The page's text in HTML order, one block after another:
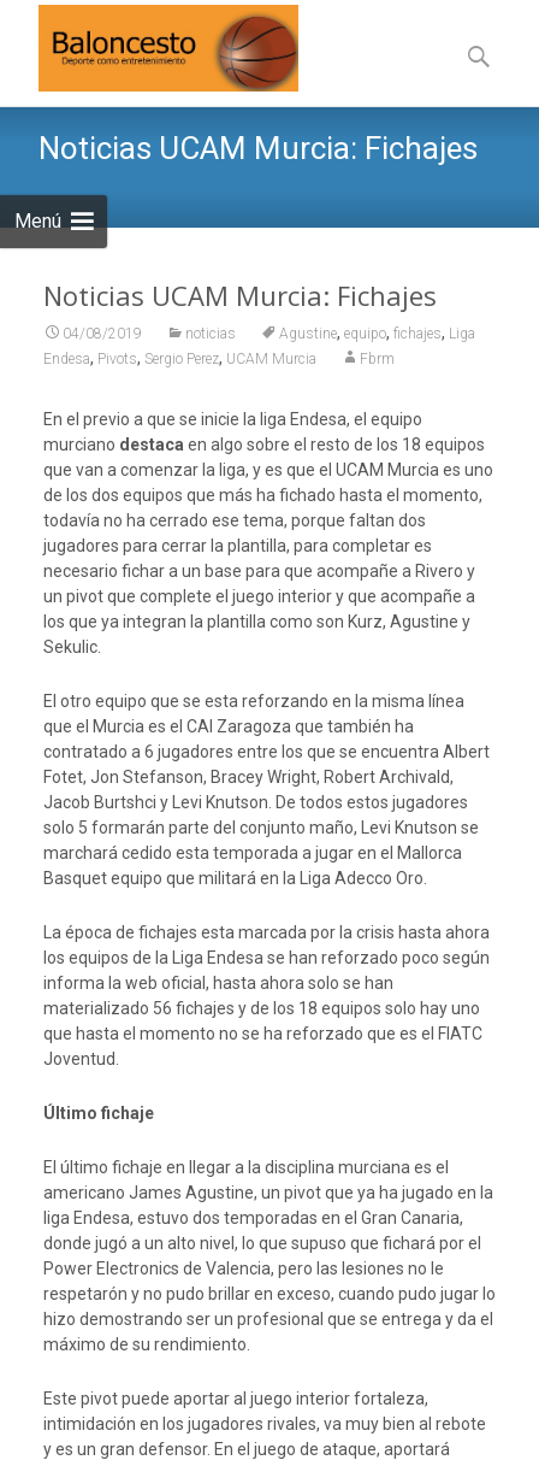
Menú
alBuscar:
Noticias UCAM Murcia: Fichajes
Noticias UCAM Murcia: Fichajes
04/08/2019 noticias Agustine, equipo, fichajes, Liga
Endesa, Pivots, Sergio Perez, UCAM Murcia Fbrm
En el previo a que se inicie la liga Endesa, el equipo
murciano destaca en algo sobre el resto de los 18 equipos
que van a comenzar la liga, y es que el UCAM Murcia es uno
de los dos equipos que más ha fichado hasta el momento,
todavía no ha cerrado ese tema, porque faltan dos
jugadores para cerrar la plantilla, para completar es
necesario fichar a un base para que acompañe a Rivero y
un pivot que complete el juego interior y que acompañe a
los que ya integran la plantilla como son Kurz, Agustine y
Sekulic.
El otro equipo que se esta reforzando en la misma línea
que el Murcia es el CAI Zaragoza que también ha
contratado a 6 jugadores entre los que se encuentra Albert
Fotet, Jon Stefanson, Bracey Wright, Robert Archivald,
Jacob Burtshci y Levi Knutson. De todos estos jugadores
solo 5 formarán parte del conjunto maño, Levi Knutson se
marchará cedido esta temporada a jugar en el Mallorca
Basquet equipo que militará en la Liga Adecco Oro.
La época de fichajes esta marcada por la crisis hasta ahora
los equipos de la Liga Endesa se han reforzado poco según
informa la web oficial, hasta ahora solo se han
materializado 56 fichajes y de los 18 equipos solo hay uno
que hasta el momento no se ha reforzado que es el FIATC
Joventud.
Último fichaje
El último fichaje en llegar a la disciplina murciana es el
americano James Agustine, un pivot que ya ha jugado en la
liga Endesa, estuvo dos temporadas en el Gran Canaria,
donde jugó a un alto nivel, lo que supuso que fichará por el
Power Electronics de Valencia, pero las lesiones no le
respetarón y no pudo brillar en exceso, cuando pudo jugar lo
hizo demostrando ser un profesional que se entrega y da el
máximo de su rendimiento.
Este pivot puede aportar al juego interior fortaleza,
intimidación en los jugadores rivales, va muy bien al rebote
y es un gran defensor. En el juego de ataque, aportará